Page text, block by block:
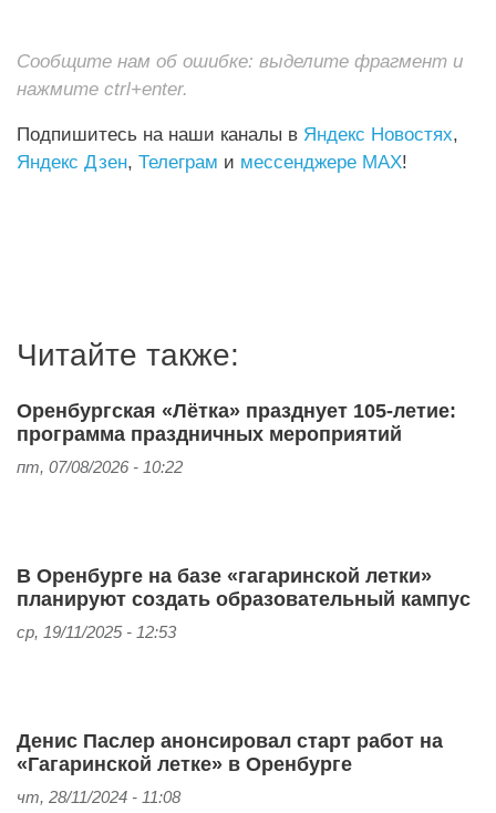
Сообщите нам об ошибке: выделите фрагмент и
нажмите ctrl+enter.
Подпишитесь на наши каналы в Яндекс Новостях,
Яндекс Дзен, Телеграм и мессенджере MAX!
Читайте также:
Оренбургская «Лётка» празднует 105‑летие:
программа праздничных мероприятий
пт, 07/08/2026 - 10:22
В Оренбурге на базе «гагаринской летки»
планируют создать образовательный кампус
ср, 19/11/2025 - 12:53
Денис Паслер анонсировал старт работ на
«Гагаринской летке» в Оренбурге
чт, 28/11/2024 - 11:08